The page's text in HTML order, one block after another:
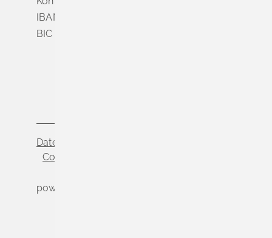
IBAN DE56 6839 0000 0003 5000 04
BIC VOLODE66
Datenschutz
Cookie-Einstellungen
powered by